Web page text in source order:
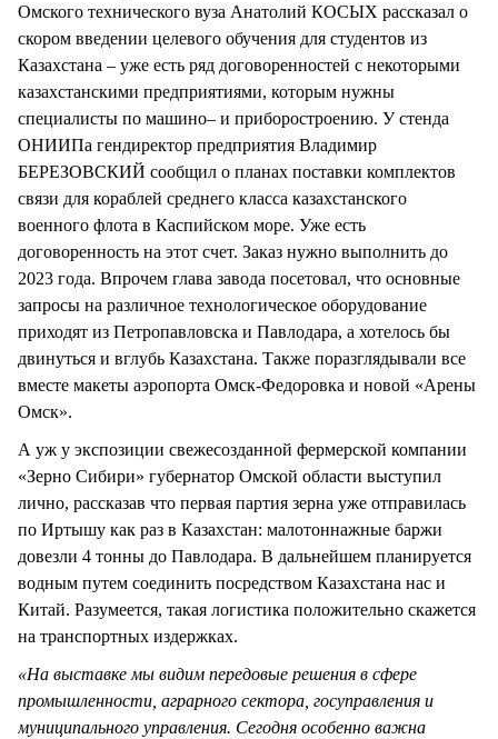
Омского технического вуза Анатолий КОСЫХ рассказал о
скором введении целевого обучения для студентов из
Казахстана – уже есть ряд договоренностей с некоторыми
казахстанскими предприятиями, которым нужны
специалисты по машино– и приборостроению. У стенда
ОНИИПа гендиректор предприятия Владимир
БЕРЕЗОВСКИЙ сообщил о планах поставки комплектов
связи для кораблей среднего класса казахстанского
военного флота в Каспийском море. Уже есть
договоренность на этот счет. Заказ нужно выполнить до
2023 года. Впрочем глава завода посетовал, что основные
запросы на различное технологическое оборудование
приходят из Петропавловска и Павлодара, а хотелось бы
двинуться и вглубь Казахстана. Также поразглядывали все
вместе макеты аэропорта Омск-Федоровка и новой «Арены
Омск».
А уж у экспозиции свежесозданной фермерской компании
«Зерно Сибири» губернатор Омской области выступил
лично, рассказав что первая партия зерна уже отправилась
по Иртышу как раз в Казахстан: малотоннажные баржи
довезли 4 тонны до Павлодара. В дальнейшем планируется
водным путем соединить посредством Казахстана нас и
Китай. Разумеется, такая логистика положительно скажется
на транспортных издержках.
«На выставке мы видим передовые решения в сфере
промышленности, аграрного сектора, госуправления и
муниципального управления. Сегодня особенно важна